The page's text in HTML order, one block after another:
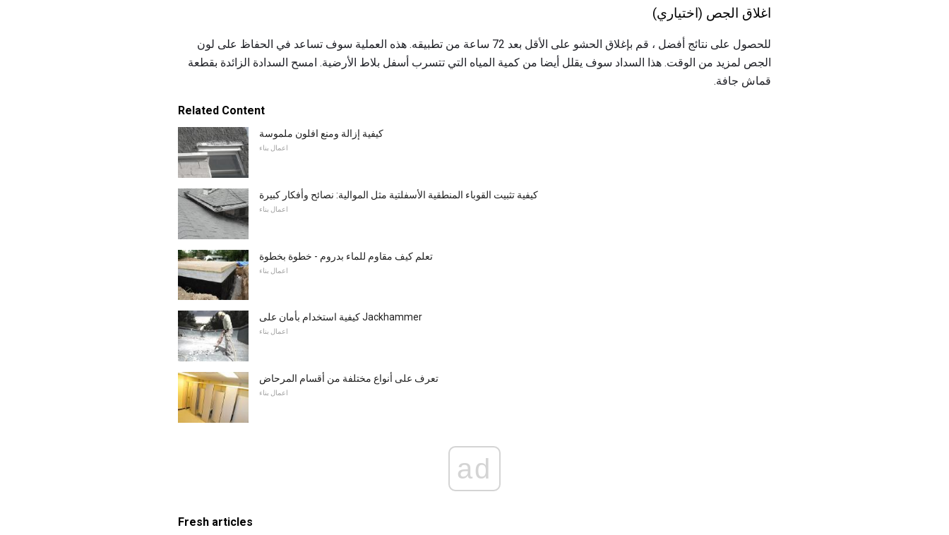
اغلاق الجص (اختياري)
للحصول على نتائج أفضل ، قم بإغلاق الحشو على الأقل بعد 72 ساعة من تطبيقه. هذه العملية سوف تساعد في الحفاظ على لون
الجص لمزيد من الوقت. هذا السداد سوف يقلل أيضا من كمية المياه التي تتسرب أسفل بلاط الأرضية. امسح السدادة الزائدة بقطعة
قماش جافة.
Related Content
كيفية إزالة ومنع افلون ملموسة
اعمال بناء
كيفية تثبيت القوباء المنطقية الأسفلتية مثل الموالية: نصائح وأفكار كبيرة
اعمال بناء
تعلم كيف مقاوم للماء بدروم - خطوة بخطوة
اعمال بناء
كيفية استخدام بأمان على Jackhammer
اعمال بناء
تعرف على أنواع مختلفة من أقسام المرحاض
اعمال بناء
ad
Fresh articles